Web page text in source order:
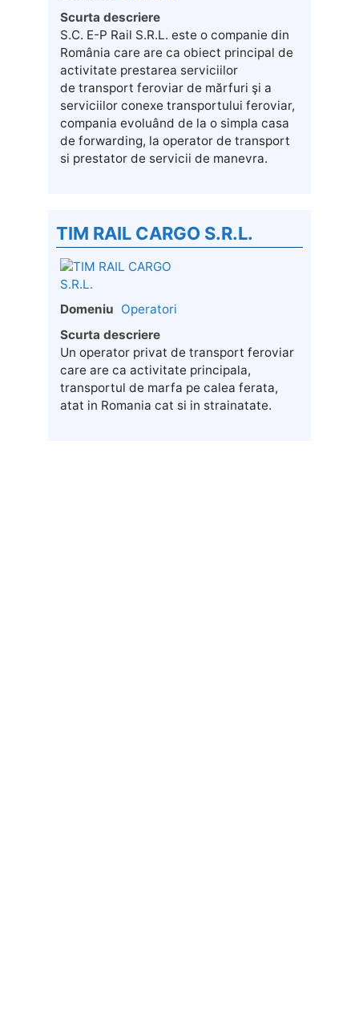
Scurta descriere
S.C. E-P Rail S.R.L. este o companie din
România care are ca obiect principal de
activitate prestarea serviciilor
de transport feroviar de mărfuri şi a
serviciilor conexe transportului feroviar,
compania evoluând de la o simpla casa
de forwarding, la operator de transport
si prestator de servicii de manevra.
TIM RAIL CARGO S.R.L.
Domeniu Operatori
Scurta descriere
Un operator privat de transport feroviar
care are ca activitate principala,
transportul de marfa pe calea ferata,
atat in Romania cat si in strainatate.